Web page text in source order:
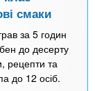
смаки
за 5 годин
до десерту
рецепти та
до 12 осіб.